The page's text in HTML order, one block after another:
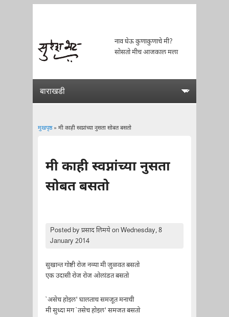
नाव घेऊ कुणाकुणाचे मी?
सोसतो मीच आजकाल मला
मुखपृष्ठ» मी काही स्वप्नांच्या नुसता सोबत बसतो
मी काही स्वप्नांच्या नुसता
सोबत बसतो
Posted byप्रसाद लिमयेon Wednesday, 8
January 2014
सुखान्त गोष्टी रोज नव्या मी जुळवत बसतो
एक उदासी रोज रोज ओलांडत बसतो
`असेच होइल' घालताच समजूत मनाची
मी सुध्दा मग `तसेच होइल' समजत बसतो